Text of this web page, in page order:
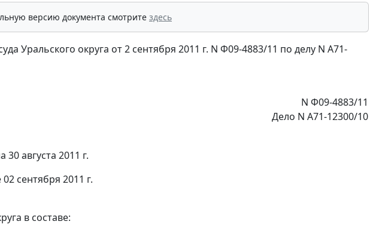
версию документа смотрите здесь
Уральского округа от 2 сентября 2011 г. N Ф09-4883/11 по делу N А71-
N Ф09-4883/11
Дело N А71-12300/10
августа 2011 г.
сентября 2011 г.
в составе: